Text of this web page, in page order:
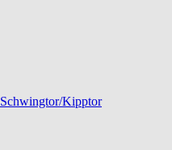
Schwingtor/Kipptor